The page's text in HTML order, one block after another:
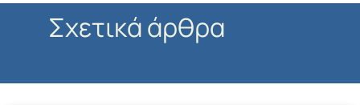
Σχετικά άρθρα